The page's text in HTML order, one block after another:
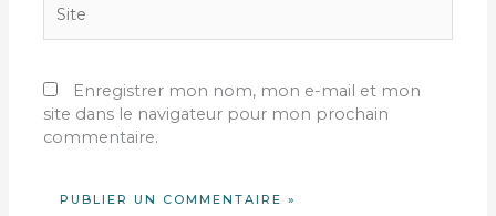
Enregistrer mon nom, mon e-mail et mon
site dans le navigateur pour mon prochain
commentaire.